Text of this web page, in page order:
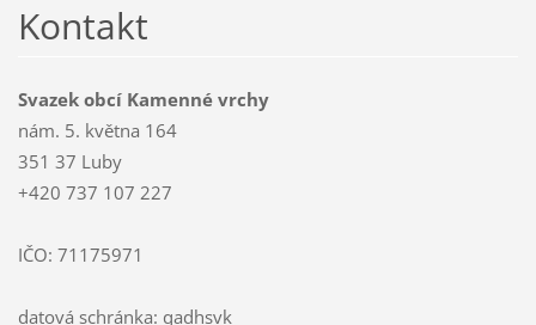
Kontakt
Svazek obcí Kamenné vrchy
nám. 5. května 164
351 37 Luby
+420 737 107 227
IČO: 71175971
datová schránka: qadhsvk